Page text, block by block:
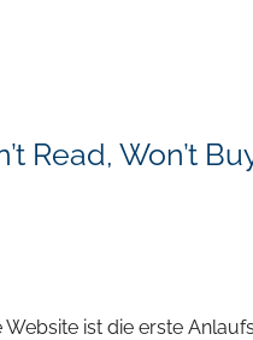
Read, Won’t
Website ist die erste